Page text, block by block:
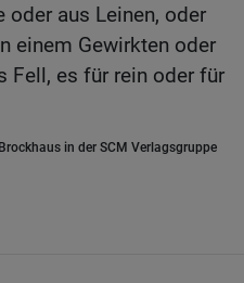
oder aus Leinen, oder
einem Gewirkten oder
Fell, es für rein oder für
in der SCM Verlagsgruppe